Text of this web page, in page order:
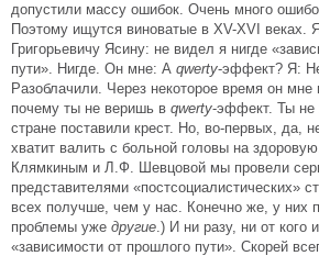
допустили массу ошибок. Очень много
Поэтому ищутся виноватые в XV-XVI веках.
Григорьевичу Ясину: не видел я нигде
пути». Нигде. Он мне: А qwerty-эффект? Я:
Разоблачили. Через некоторое время он мне
почему ты не веришь в qwerty-эффект. Ты не
стране поставили крест. Но, во-первых, да,
хватит валить с больной головы на
Клямкиным и Л.Ф. Шевцовой мы провели
представителями «постсоциалистических»
всех получше, чем у нас. Конечно же, у них
проблемы уже другие.) И ни разу, ни от кого
«зависимости от прошлого пути». Скорей